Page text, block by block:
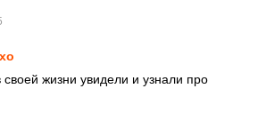
жизни увидели и узнали про